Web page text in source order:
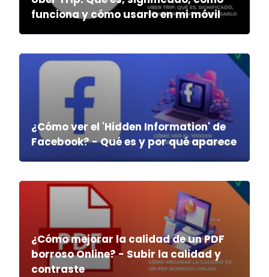
funciona y cómo usarlo en mi móvil
¿Cómo ver el 'Hidden Information' de
Facebook? - Qué es y por qué aparece
¿Cómo mejorar la calidad de un PDF
borroso Online? - Subir la calidad y
contraste